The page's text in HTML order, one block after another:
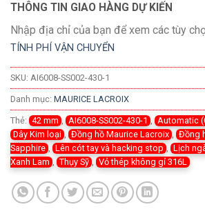
THÔNG TIN GIAO HÀNG DỰ KIẾN
Nhập địa chỉ của bạn để xem các tùy
TÍNH PHÍ VẬN CHUYỂN
SKU: AI6008-SS002-430-1
Danh mục: MAURICE LACROIX
Thẻ: 42 mm AI6008-SS002-430-1 Automatic
Dây Kim loại
Đồng hồ Maurice Lacroix Đồng
Sapphire
Lên cót tay và hacking stop Lịch
Xanh Lam
Thụy Sỹ Vỏ thép không gỉ 316L